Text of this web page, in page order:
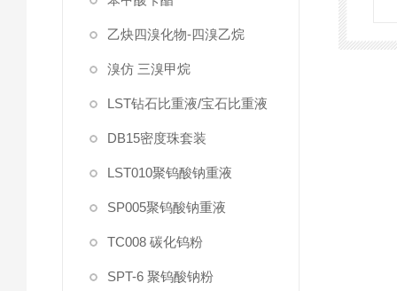
乙炔四溴化物-四溴乙烷
溴仿 三溴甲烷
LST钻石比重液/宝石比重液
DB15密度珠套装
LST010聚钨酸钠重液
SP005聚钨酸钠重液
TC008 碳化钨粉
SPT-6 聚钨酸钠粉